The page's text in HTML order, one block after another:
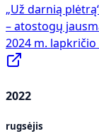
„Už darnią
– atostogų
2024 m. lapkričio
2022
rugsėjis